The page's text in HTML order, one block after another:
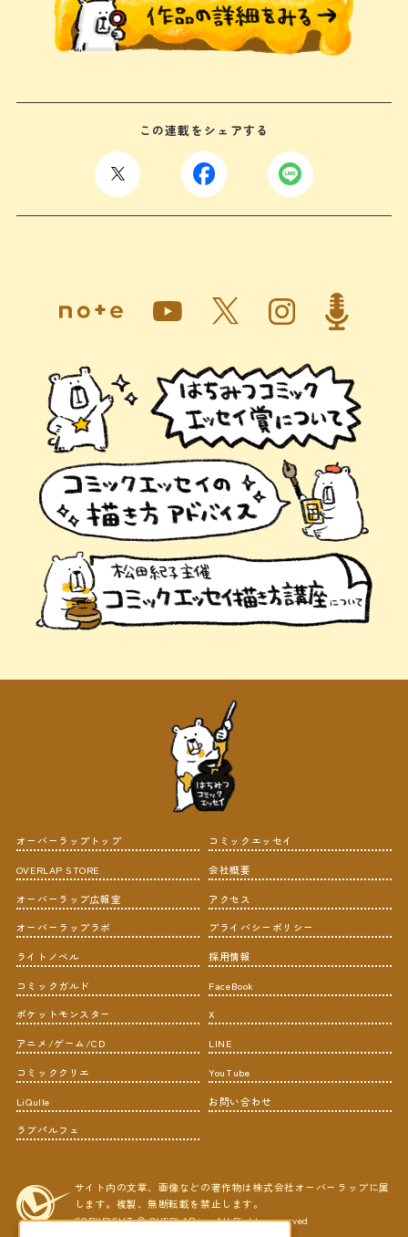
この連載をシェアする
オーバーラップトップ
OVERLAP STORE
オーバーラップ広報室
オーバーラップラボ
ライトノベル
コミックガルド
ポケットモンスター
アニメ/ゲーム/CD
コミッククリエ
LiQulle
ラブパルフェ
コミックエッセイ
会社概要
アクセス
プライバシーポリシー
採用情報
FaceBook
X
LINE
YouTube
お問い合わせ
サイト内の文章、画像などの著作物は株式会社オーバーラップに属
します。複製、無断転載を禁止します。
COPYRIGHT © OVERLAP,inc All Rights reserved